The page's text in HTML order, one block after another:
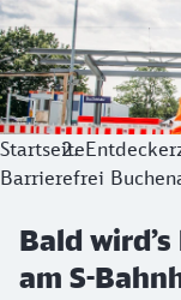
Bald wird’s
Barrierefreiheit.
Startseite
Barrierefrei
Bald
am S-